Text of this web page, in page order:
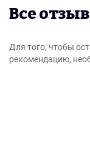
Все
Для того, чтобы
рекомендацию,